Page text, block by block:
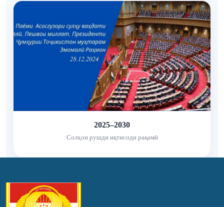
2025–2030
Солҳои рушди иқтисоди рақамӣ